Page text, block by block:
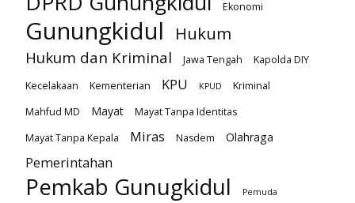
Ekonomi
Gunungkidul Hukum
Hukum dan Kriminal Jawa Tengah
Kapolda DIY
Kecelakaan
Kementerian KPU KPUD
Kriminal
Mahfud MD
Mayat
Mayat Tanpa Identitas
Mayat Tanpa Kepala
Miras Nasdem Olahraga
Pemerintahan
Pemkab Gunugkidul Pemuda